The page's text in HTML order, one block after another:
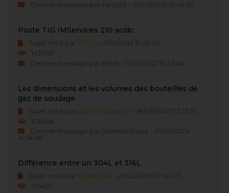
Dernier message par tangi29 - 30/08/2011 13:48:20
Poste TIG IMServices 210 ac/dc
Sujet créé par Tof_24 - 11/01/2014 17:49:45
143055
Dernier message par RP26 - 13/03/2021 10:53:54
Les dimensions et les volumes des bouteilles de
gaz de soudage
Sujet créé par Admin dusweld1 - 18/08/2007 12:25:10
108854
Dernier message par julientoulouse - 07/07/2024
14:54:26
Différence entre un 304L et 316L
Sujet créé par asdetrefle - 25/02/2005 17:04:03
105437